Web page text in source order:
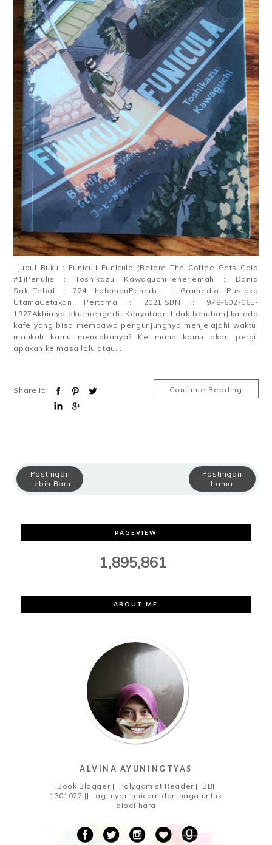
Judul Buku : Funiculi Funicula (Before The Coffee Gets Cold
#1)Penulis : Toshikazu KawaguchiPenerjemah : Dania
SaktiTebal : 224 halamanPenerbit : Gramedia Pustaka
UtamaCetakan Pertama : 2021ISBN : 978-602-065-
1927Akhirnya aku mengerti. Kenyataan tidak berubahJika ada
kafe yang bisa membawa pengunjungnya menjelajahi waktu,
maukah kamu mencobanya? Ke mana kamu akan pergi,
apakah ke masa lalu atau...
Share It: Continue Reading
Postingan
Lebih Baru
Postingan
Lama
PAGEVIEW
1,895,861
ABOUT ME
ALVINA AYUNINGTYAS
Book Blogger || Polygamist Reader || BBI
1301022 || Lagi nyari unicorn dan naga untuk
dipelihara